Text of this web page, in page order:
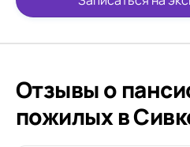
Отзывы о
пожилых в